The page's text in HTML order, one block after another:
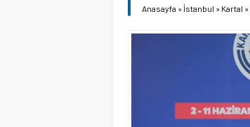
Anasayfa » İstanbul » Kartal »